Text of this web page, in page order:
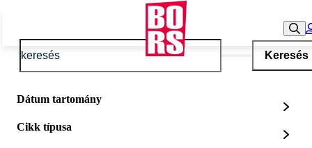
Keresés
Dátum tartomány
Cikk típusa